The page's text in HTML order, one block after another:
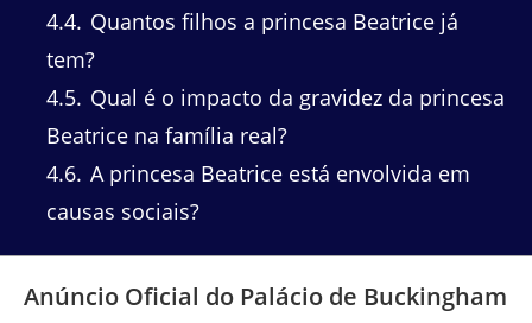
4.4 Quantos filhos a princesa Beatrice já
tem?
4.5 Qual é o impacto da gravidez da princesa
Beatrice na família real?
4.6 A princesa Beatrice está envolvida em
causas sociais?
Anúncio Oficial do Palácio de Buckingham